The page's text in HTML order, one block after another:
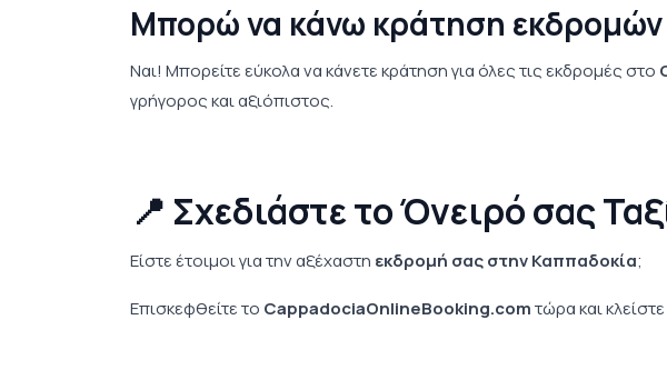
Μπορώ να κάνω κράτηση
Ναι! Μπορείτε εύκολα να κάνετε κράτηση για όλες τις εκδρομές στο
γρήγορος και αξιόπιστος.
📍 Σχεδιάστε το Όνειρό σας
Είστε έτοιμοι για την αξέχαστη εκδρομή σας στην Καππαδοκία;
Επισκεφθείτε το CappadociaOnlineBooking.comτώρα και